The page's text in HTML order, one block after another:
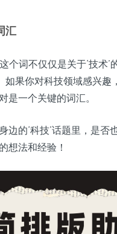
汇
个词不仅仅是关于‘技术
果你对科技领域感兴趣
是一个关键的词汇。
边的‘科技’话题里，是否
想法和经验！